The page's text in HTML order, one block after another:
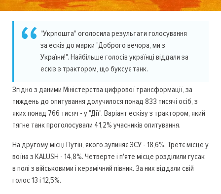
"Укрпошта" оголосила результати голосування
за ескіз до марки "Доброго вечора, ми з
України!". Найбільше голосів українці віддали за
ескіз з трактором, що буксує танк.
Згідно з даними Міністерства цифрової трансформації, за
тиждень до опитування долучилося понад 833 тисячі осіб, з
яких понад 766 тисяч - у "Дії". Варіант ескізу з трактором, який
тягне танк проголосували 41,2% учасників опитування.
На другому місці Путін, якого зупиняє ЗСУ - 18,6%. Третє місце у
воїна з KALUSH - 14,8%. Четверте і п'яте місце розділили гусак
в полі з військовими і керамічний півник. За них віддали свій
голос 13 і 12,5%.